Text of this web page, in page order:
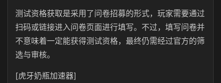
测试资格获取是采用了问卷招募的形式，玩家需要通过
扫码或链接进入问卷页面进行填写。不过，填写问卷并
不意味着一定能获得测试资格，最终仍需经过官方的筛
选与审核。
[虎牙奶瓶加速器]